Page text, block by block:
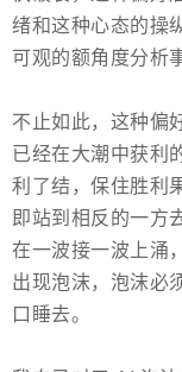
绪和这种心态的操
可观的额角度分析
不止如此，这种偏
已经在大潮中获利
利了结，保住胜利
即站到相反的一方
在一波接一波上涌
出现泡沫，泡沫必
口睡去。